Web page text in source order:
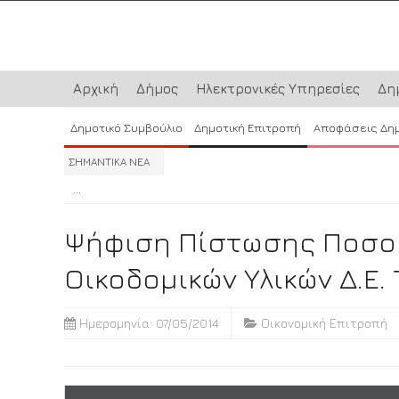
Αρχική Δήμος Ηλεκτρονικές Υπηρεσίες
Δημοτικό Συμβούλιο Δημοτική Επιτροπή Αποφάσεις
ΣΗΜΑΝΤΙΚΑ ΝΕΑ
...
Ψήφιση Πίστωσης
Οικοδομικών Υλικών
Ημερομηνία: 07/05/2014 Οικονομική Επιτροπή